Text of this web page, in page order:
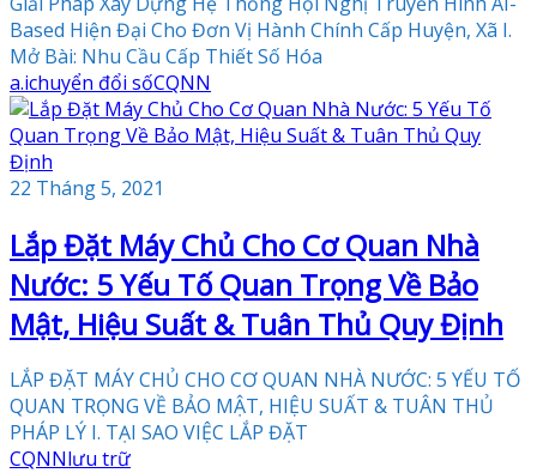
Based Hiện Đại Cho Đơn Vị Hành Chính Cấp Huyện, Xã I.
Mở Bài: Nhu Cầu Cấp Thiết Số Hóa
a.ichuyển đổi sốCQNN
22 Tháng 5, 2021
Lắp Đặt Máy Chủ Cho Cơ Quan Nhà
Nước: 5 Yếu Tố Quan Trọng Về Bảo
Mật, Hiệu Suất & Tuân Thủ Quy Định
LẮP ĐẶT MÁY CHỦ CHO CƠ QUAN NHÀ NƯỚC: 5 YẾU TỐ
QUAN TRỌNG VỀ BẢO MẬT, HIỆU SUẤT & TUÂN THỦ
PHÁP LÝ I. TẠI SAO VIỆC LẮP ĐẶT
CQNNlưu trữ